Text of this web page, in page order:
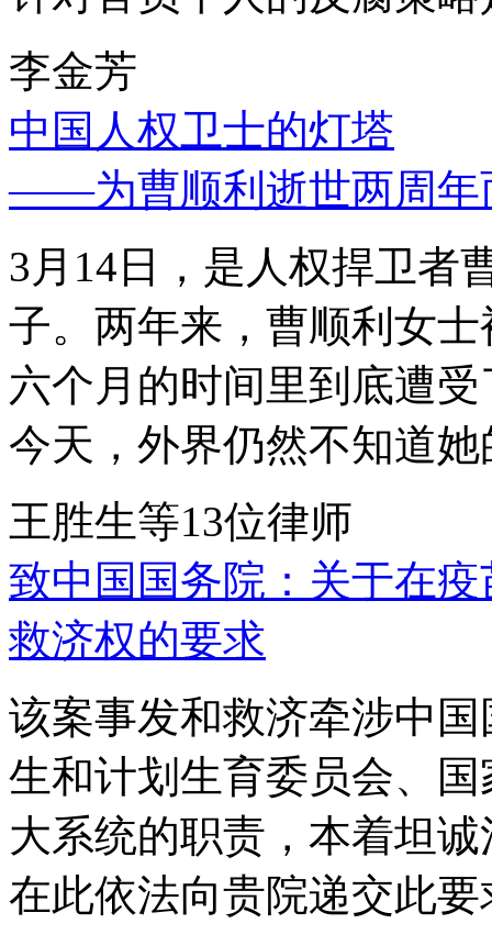
李金芳
中国人权卫士的灯塔
——为曹顺利逝世两周年
3月14日，是人权捍卫者
子。两年来，曹顺利女
六个月的时间里到底遭
今天，外界仍然不知道
王胜生等13位律师
致中国国务院：关于在
救济权的要求
该案事发和救济牵涉中
生和计划生育委员会、
大系统的职责，本着坦
在此依法向贵院递交此要